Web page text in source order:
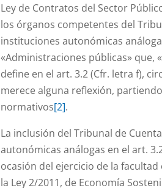
Ley de Contratos del Sector
los órganos competentes del
instituciones autonómicas
«Administraciones públicas» que,
define en el art. 3.2 (Cfr. letra f),
merece alguna reflexión,
normativos[2].
La inclusión del Tribunal de
autonómicas análogas en el art.
ocasión del ejercicio de la
la Ley 2/2011, de Economía